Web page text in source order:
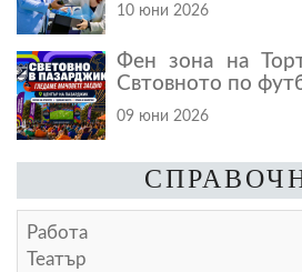
10 юни 2026
Фен зона на
Свтовното по
09 юни 2026
Работа
Театър